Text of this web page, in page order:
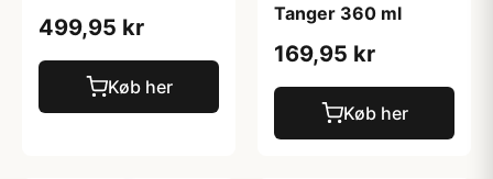
499,95 kr
Køb her
Tanger 360 ml
169,95 kr
Køb her